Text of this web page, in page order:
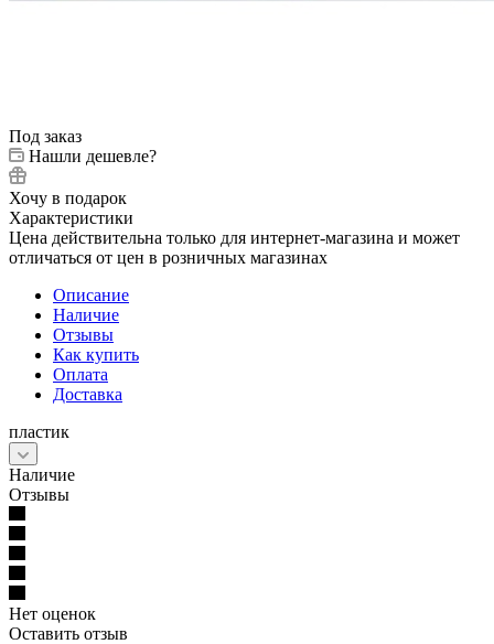
Под заказ
Нашли дешевле?
Хочу в подарок
Характеристики
Цена действительна только для интернет-магазина и может
отличаться от цен в розничных магазинах
Описание
Наличие
Отзывы
Как купить
Оплата
Доставка
пластик
Наличие
Отзывы
Нет оценок
Оставить отзыв